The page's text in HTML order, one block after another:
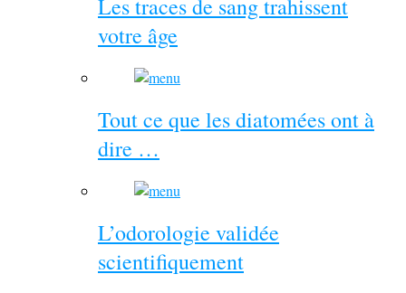
Les traces de sang trahissent
votre âge
Tout ce que les diatomées ont à
dire …
L’odorologie validée
scientifiquement